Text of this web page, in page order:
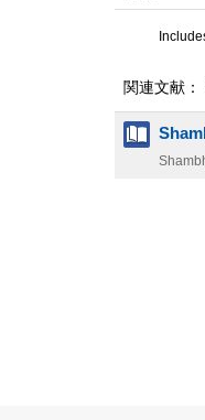
関連文献